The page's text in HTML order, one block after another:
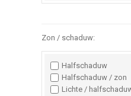
Zon / schaduw:
Halfschaduw
Halfschaduw / zon
Lichte /